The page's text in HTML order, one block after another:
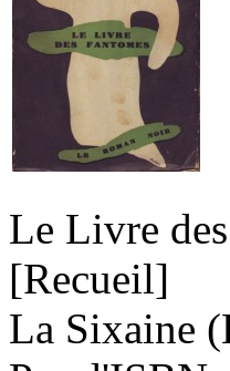
Le Livre
[Recueil]
La Sixaine